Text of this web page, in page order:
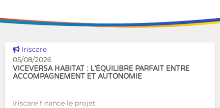
Voir cette news
Iriscare
05/08/2026
VICEVERSA HABITAT : L’ÉQUILIBRE PARFAIT ENTRE
ACCOMPAGNEMENT ET AUTONOMIE
Iriscare finance le projet